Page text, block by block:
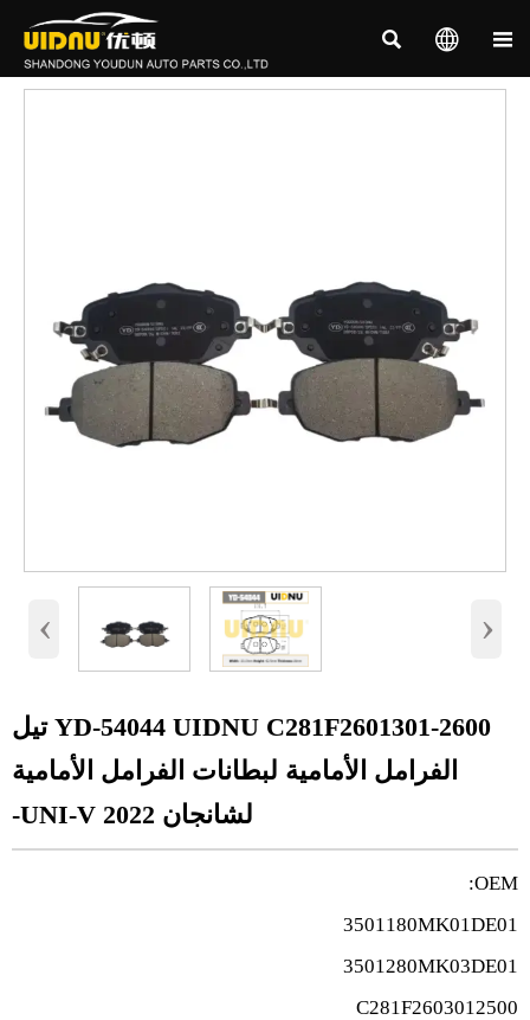
  
‹ ›
YD-54044 UIDNU C281F2601301-2600 تيل
الفرامل الأمامية لبطانات الفرامل الأمامية
لشانجان UNI-V 2022-
OEM:
3501180MK01DE01
3501280MK03DE01
C281F2603012500